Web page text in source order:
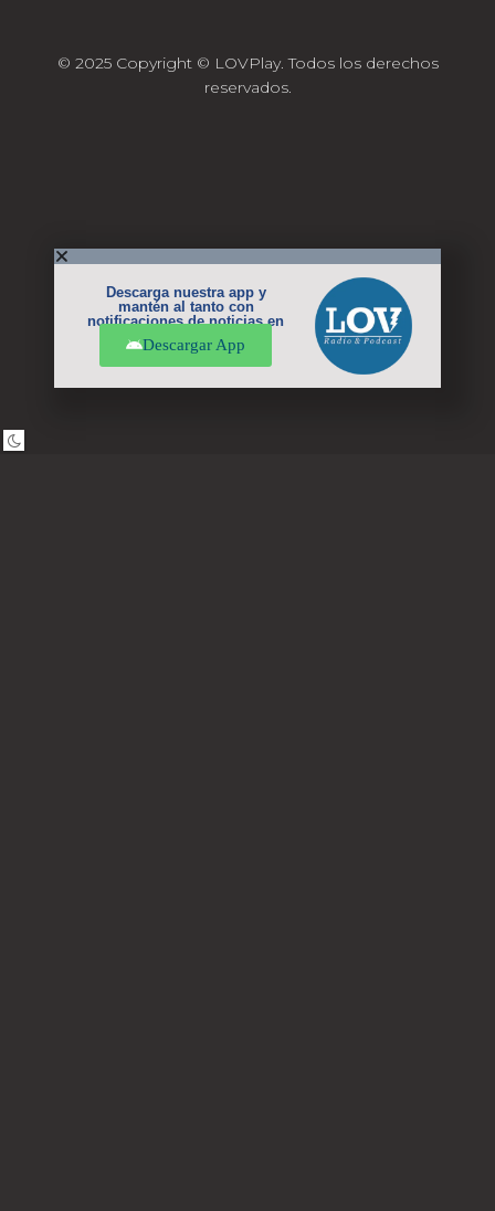
© 2025 Copyright © LOVPlay. Todos los derechos
reservados.
Descarga nuestra app y
mantén al tanto con
notificaciones de noticias en
Descargar App